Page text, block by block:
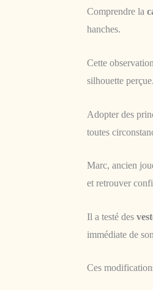
Comprendre la
hanches.
Cette
silhouette perçue.
Adopter des
toutes
Marc, ancien
et retrouver
Il a testé des
immédiate de
Ces